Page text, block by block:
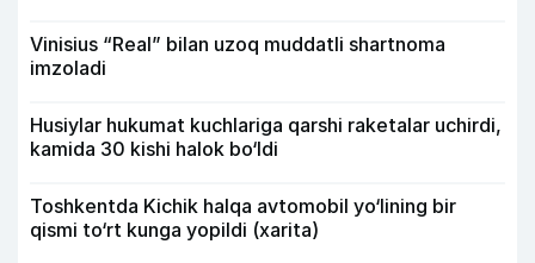
Vinisius “Real” bilan uzoq muddatli shartnoma
imzoladi
Husiylar hukumat kuchlariga qarshi raketalar uchirdi,
kamida 30 kishi halok bo‘ldi
Toshkentda Kichik halqa avtomobil yo‘lining bir
qismi to‘rt kunga yopildi (xarita)